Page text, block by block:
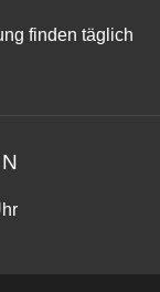
finden täglich